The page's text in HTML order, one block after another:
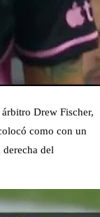
Drew Fischer,
como con un
derecha del